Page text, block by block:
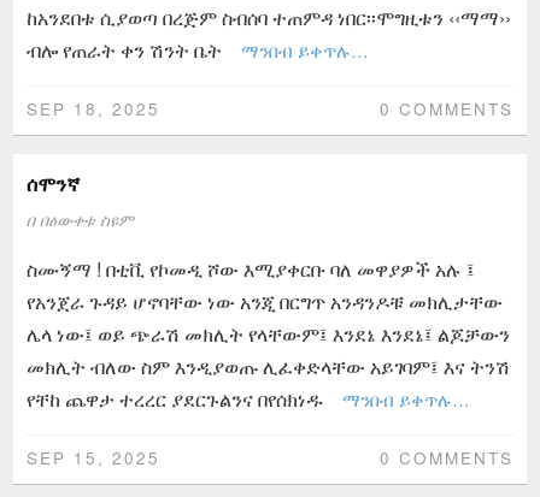
ከአንደበቱ ሲያወጣ በረጅም ስብሰባ ተጠምዳ ነበር፡፡ሞግዚቱን ‹‹ማማ››
ብሎ የጠራት ቀን ሽንት ቤት
ማንበብ ይቀጥሉ…
SEP 18, 2025 0 COMMENTS
ሰሞንኛ
በበዕውቀቱ ስዩም
ስሙኝማ ! በቲቪ የኮመዲ ሾው እሚያቀርቡ ባለ መዋያዎች አሉ ፤
የአንጀራ ጉዳይ ሆኖባቸው ነው አንጂ በርግጥ አንዳንዶቹ መክሊታቸው
ሌላ ነው፤ ወይ ጭራሽ መክሊት የላቸውም፤ እንደኔ እንደኔ፤ ልጆቻውን
መክሊት ብለው ስም እንዲያወጡ ሊፈቀድላቸው አይገባም፤ እና ትንሽ
የቸከ ጨዋታ ተረረር ያደርጉልንና በየሰክነዱ
ማንበብ ይቀጥሉ…
SEP 15, 2025 0 COMMENTS